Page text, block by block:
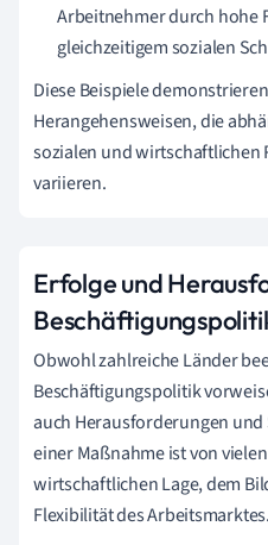
Arbeitnehmer durch hohe
gleichzeitigem sozialen
Diese Beispiele
Herangehensweisen, die
sozialen und wirtschaftlichen
variieren.
Erfolge und
Obwohl zahlreiche Länder
Beschäftigungspolitik
auch Herausforderungen
einer Maßnahme ist von
wirtschaftlichen Lage, dem
Flexibilität des Arbeitsmarktes.